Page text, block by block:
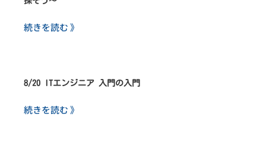
続きを読む 》
8/20 ITエンジニア 入門の入門
続きを読む 》